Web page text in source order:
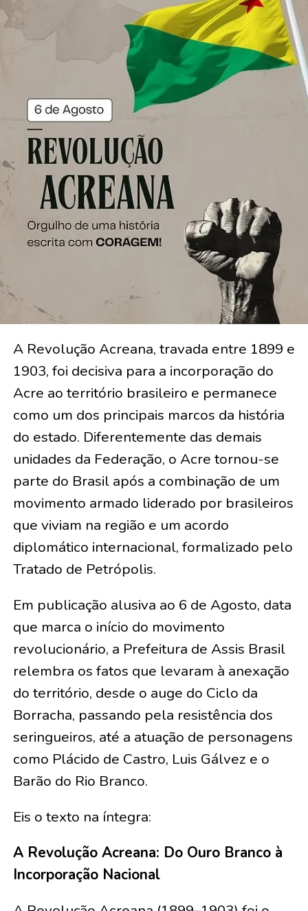
A Revolução Acreana, travada entre 1899 e
1903, foi decisiva para a incorporação do
Acre ao território brasileiro e permanece
como um dos principais marcos da história
do estado. Diferentemente das demais
unidades da Federação, o Acre tornou-se
parte do Brasil após a combinação de um
movimento armado liderado por brasileiros
que viviam na região e um acordo
diplomático internacional, formalizado pelo
Tratado de Petrópolis.
Em publicação alusiva ao 6 de Agosto, data
que marca o início do movimento
revolucionário, a Prefeitura de Assis Brasil
relembra os fatos que levaram à anexação
do território, desde o auge do Ciclo da
Borracha, passando pela resistência dos
seringueiros, até a atuação de personagens
como Plácido de Castro, Luis Gálvez e o
Barão do Rio Branco.
Eis o texto na íntegra:
A Revolução Acreana: Do Ouro Branco à
Incorporação Nacional